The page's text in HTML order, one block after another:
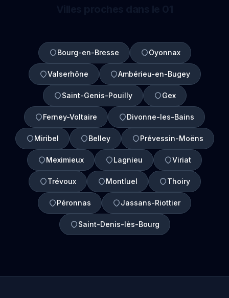
Bourg-en-Bresse Oyonnax
Valserhône Ambérieu-en-Bugey
Saint-Genis-Pouilly Gex
Ferney-Voltaire Divonne-les-Bains
Miribel Belley Prévessin-Moëns
Meximieux Lagnieu Viriat
Trévoux Montluel Thoiry
Péronnas Jassans-Riottier
Saint-Denis-lès-Bourg